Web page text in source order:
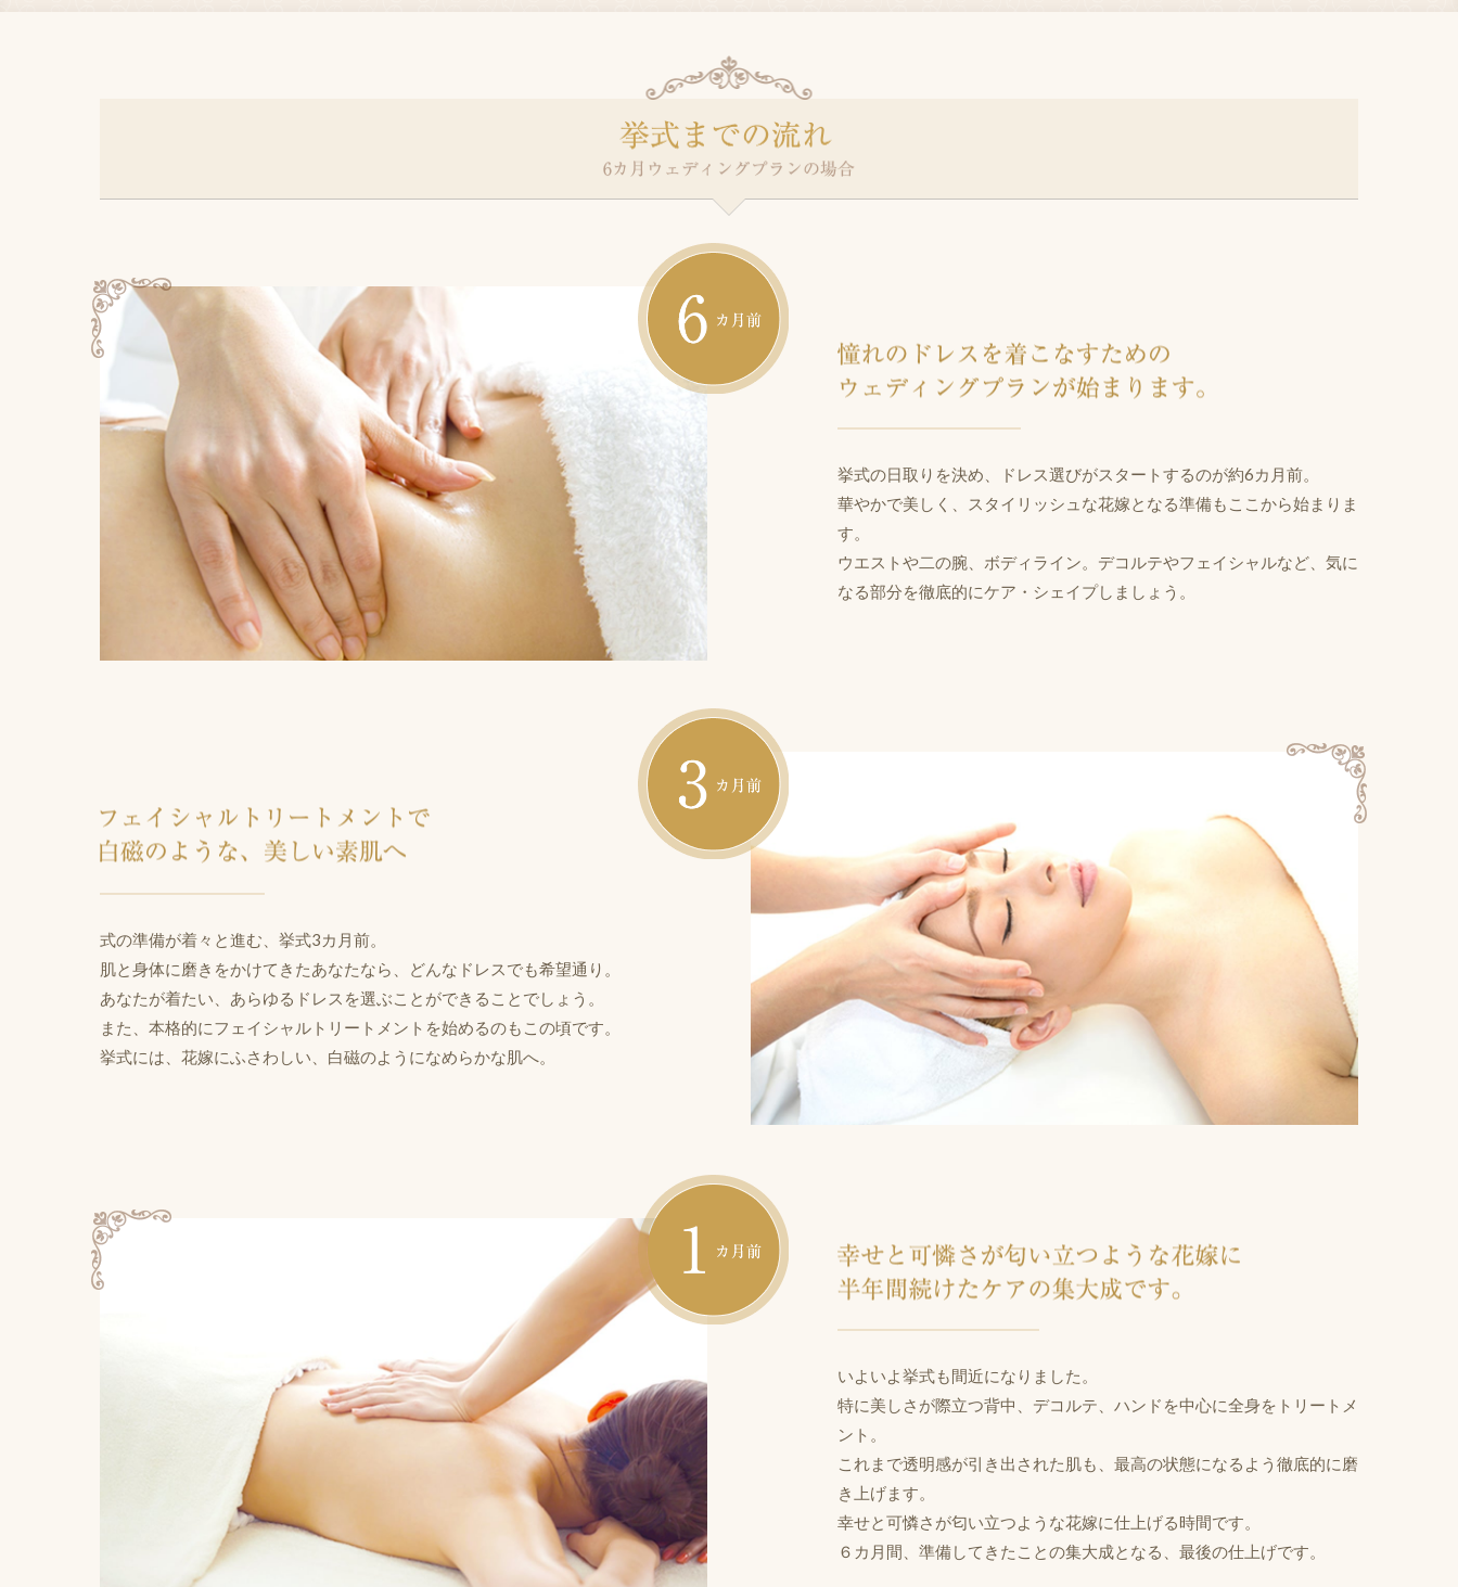
挙式の日取りを決め、ドレス選びがスタートするのが約6カ月前。
華やかで美しく、スタイリッシュな花嫁となる準備もここから始まりま
す。
ウエストや二の腕、ボディライン。デコルテやフェイシャルなど、気に
なる部分を徹底的にケア・シェイプしましょう。
式の準備が着々と進む、挙式3カ月前。
肌と身体に磨きをかけてきたあなたなら、どんなドレスでも希望通り。
あなたが着たい、あらゆるドレスを選ぶことができることでしょう。
また、本格的にフェイシャルトリートメントを始めるのもこの頃です。
挙式には、花嫁にふさわしい、白磁のようになめらかな肌へ。
いよいよ挙式も間近になりました。
特に美しさが際立つ背中、デコルテ、ハンドを中心に全身をトリートメ
ント。
これまで透明感が引き出された肌も、最高の状態になるよう徹底的に磨
き上げます。
幸せと可憐さが匂い立つような花嫁に仕上げる時間です。
６カ月間、準備してきたことの集大成となる、最後の仕上げです。